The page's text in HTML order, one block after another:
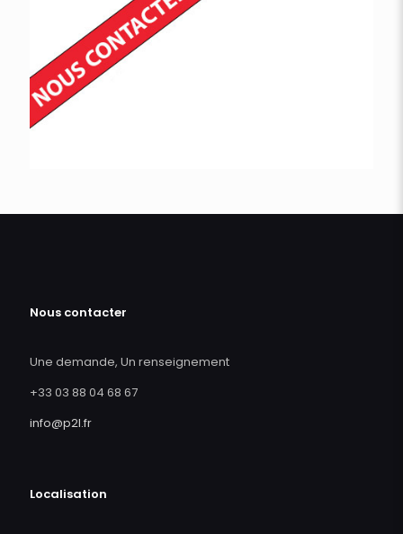
Nous contacter
Une demande, Un renseignement
+33 03 88 04 68 67
info@p2l.fr
Localisation